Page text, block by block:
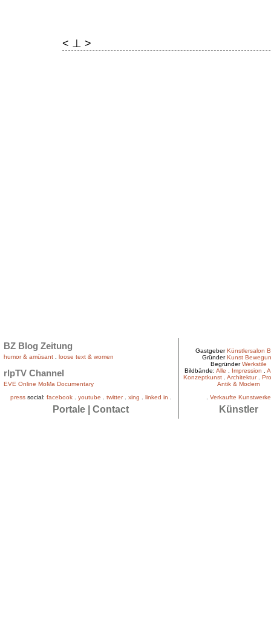
< ⊥ >
BZ Blog Zeitung
humor & amüsant loose text & women
rlpTV Channel
EVE Online MoMa Documentary
presssocial: facebook. youtube twitter. xing linked in
Portale Contact
GastgeberKünstlersalon
GründerKunst
BegründerWerkstile
Bildbände: Alle Impression
Konzeptkunst. Architektur.
Antik & Modern
Verkaufte Kunstwerke
Künstler